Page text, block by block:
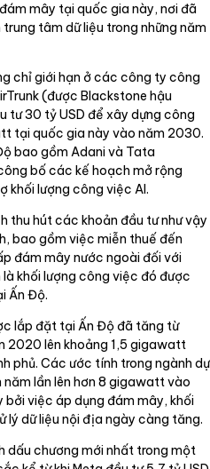
mây tại quốc gia này, nơi đã
tâm dữ liệu trong những năm
chỉ giới hạn ở các công ty công
(được Blackstone hậu
tư 30 tỷ USD để xây dựng công
tại quốc gia này vào năm 2030.
bao gồm Adani và Tata
bố các kế hoạch mở rộng
khối lượng công việc AI.
thu hút các khoản đầu tư như vậy
bao gồm việc miễn thuế đến
đám mây nước ngoài đối với
khối lượng công việc đó được
Ấn Độ.
lắp đặt tại Ấn Độ đã tăng từ
2020 lên khoảng 1,5 gigawatt
phủ. Các ước tính trong ngành dự
lần lên hơn 8 gigawatt vào
việc áp dụng đám mây, khối
lý dữ liệu nội địa ngày càng tăng.
dấu chương mới nhất trong một